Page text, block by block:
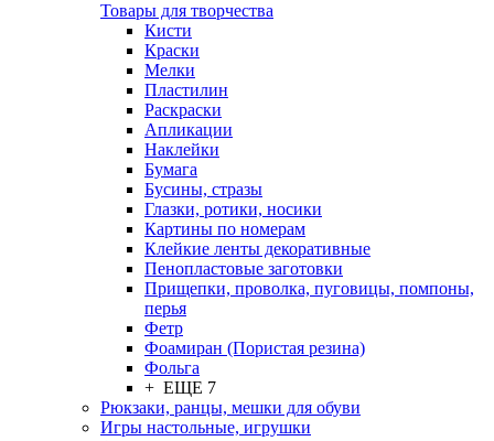
Товары для творчества
Кисти
Краски
Мелки
Пластилин
Раскраски
Апликации
Наклейки
Бумага
Бусины, стразы
Глазки, ротики, носики
Картины по номерам
Клейкие ленты декоративные
Пенопластовые заготовки
Прищепки, проволка, пуговицы, помпоны,
перья
Фетр
Фоамиран (Пористая резина)
Фольга
+ ЕЩЕ 7
Рюкзаки, ранцы, мешки для обуви
Игры настольные, игрушки